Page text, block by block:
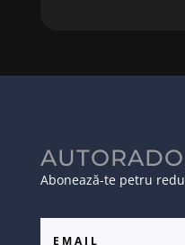
Abonează-te petru